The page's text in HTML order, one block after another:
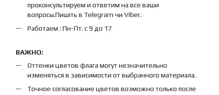
проконсультируем и ответим на все ваши
вопросы.Пишіть в Telegram чи Viber.
Работаем : Пн-Пт. с 9 до 17
ВАЖНО:
Оттенки цветов флага могут незначительно
изменяться в зависимости от выбранного материала.
Точное согласование цветов возможно только после